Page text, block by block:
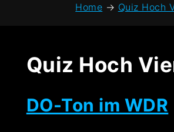
Home → Quiz Hoch
Quiz Hoch
DO-Ton im WDR